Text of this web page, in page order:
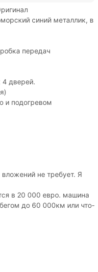
синий металлик, в
передач
4 дверей.
и подогревом
не требует. Я
в 20 000 евро. машина
до 60 000км или что-